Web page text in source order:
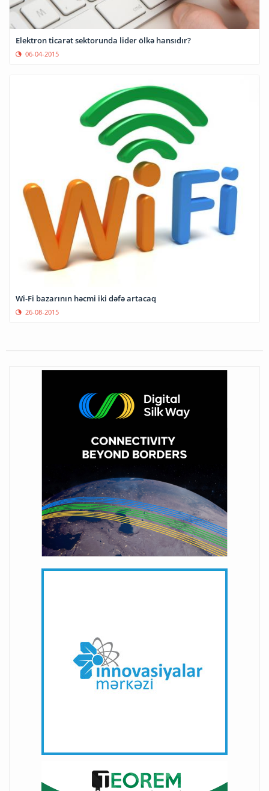
Elektron ticarət sektorunda lider ölkə hansıdır?
06-04-2015
Wi-Fi bazarının həcmi iki dəfə artacaq
26-08-2015